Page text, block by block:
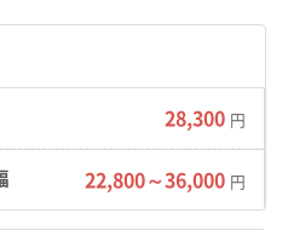
費用の傾向
のニュータウンと、狭
地とでは、解体工事の
28,300 円
22,800～36,000 円